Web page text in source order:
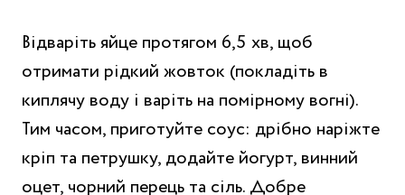
Відваріть яйце протягом 6,5 хв, щоб
отримати рідкий жовток (покладіть в
киплячу воду і варіть на помірному вогні).
Тим часом, приготуйте соус: дрібно наріжте
кріп та петрушку, додайте йогурт, винний
оцет, чорний перець та сіль. Добре